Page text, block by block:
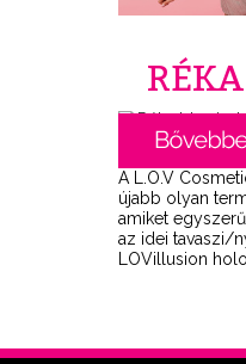
A L.O.V
újabb olyan
amiket
az idei tavaszi/
LOVillusion